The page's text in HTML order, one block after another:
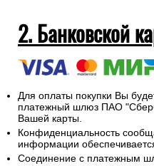
заказа будет отправлен
оплате заказа.
2. Банковской